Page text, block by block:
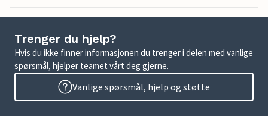
Trenger du hjelp?
Hvis du ikke finner informasjonen du trenger i delen med vanlige
spørsmål, hjelper teamet vårt deg gjerne.
Vanlige spørsmål, hjelp og støtte